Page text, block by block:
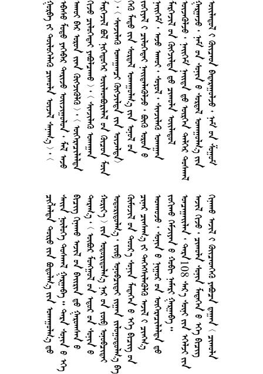
                                                                                            
                                                                        108                    